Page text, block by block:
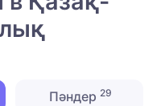
Пәндер29